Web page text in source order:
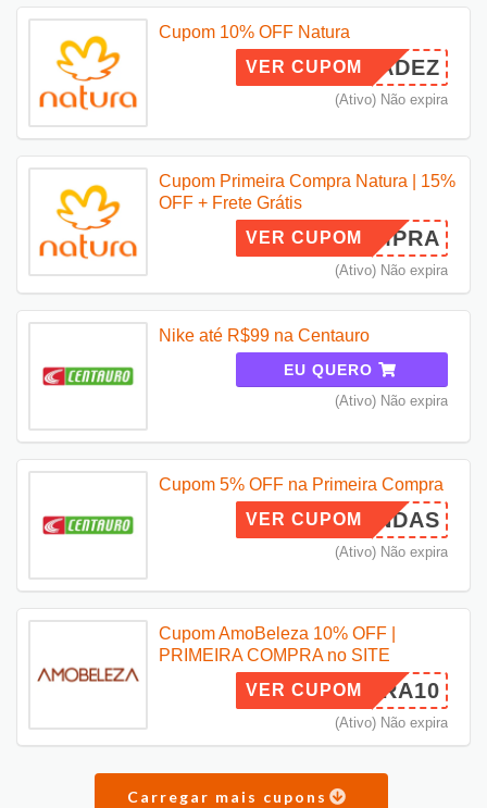
Cupom 10% OFF Natura
BORADEZ
VER CUPOM
(Ativo) Não expira
Cupom Primeira Compra Natura | 15%
OFF + Frete Grátis
RACOMPRA
VER CUPOM
(Ativo) Não expira
Nike até R$99 na Centauro
EU QUERO
(Ativo) Não expira
Cupom 5% OFF na Primeira Compra
ASVINDAS
VER CUPOM
(Ativo) Não expira
Cupom AmoBeleza 10% OFF |
PRIMEIRA COMPRA no SITE
IMEIRA10
VER CUPOM
(Ativo) Não expira
Carregar mais cupons